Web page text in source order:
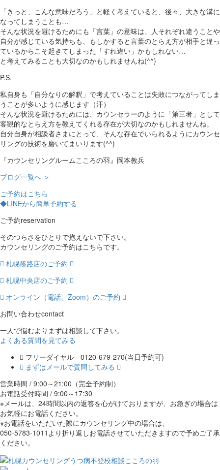
「きっと、こんな意味だろう」と軽く考えていると、後々、大きな溝に
なってしまうことも…
そんな状況を避けるためにも「言葉」の意味は、人それぞれ違うことや
自分が感じている気持ちも、もしかすると言葉のとらえ方が相手と違っ
ているからこそ起きてしまった「すれ違い」かもしれない…
と考えてみることも大切なのかもしれませんね(^^)
P.S.
私自身も「自分なりの解釈」で考えていることは失敗につながってしま
うことが多いように感じます（汗）
そんな状況を避けるためには、カウンセラーのように「第三者」として
客観的なとらえ方を教えてくれる存在が大切なのかもしれませんね。
自分自身が相談者さまにとって、そんな存在でいられるようにカウンセ
リングの技術を磨いてまいります(^^)
『カウンセリングルームこころの羽』岡本教兵
ブログ一覧へ ＞
ご予約はこちら
◆LINEから簡単予約する
ご予約reservation
そのつらさをひとりで抱えないで下さい。
カウンセリングのご予約はこちらです。
札幌篠路店のご予約
札幌中央店のご予約
オンライン（電話、Zoom）のご予約
お問い合わせcontact
一人で悩むよりまずは相談して下さい。
よくある質問を見てみる
フリーダイヤル 0120-679-270(当日予約可)
まずはメールで質問してみる
営業時間 / 9:00～21:00（完全予約制）
お電話受付時間 / 9:00～17:30
※メールは、24時間以内の返答を心がけておりますが、お急ぎの場合は
お気軽にお電話ください。
※お電話をいただいた際にカウンセリング中の場合は、
050-5783-1011より折り返しお電話させていただきますので予めご了承
ください。